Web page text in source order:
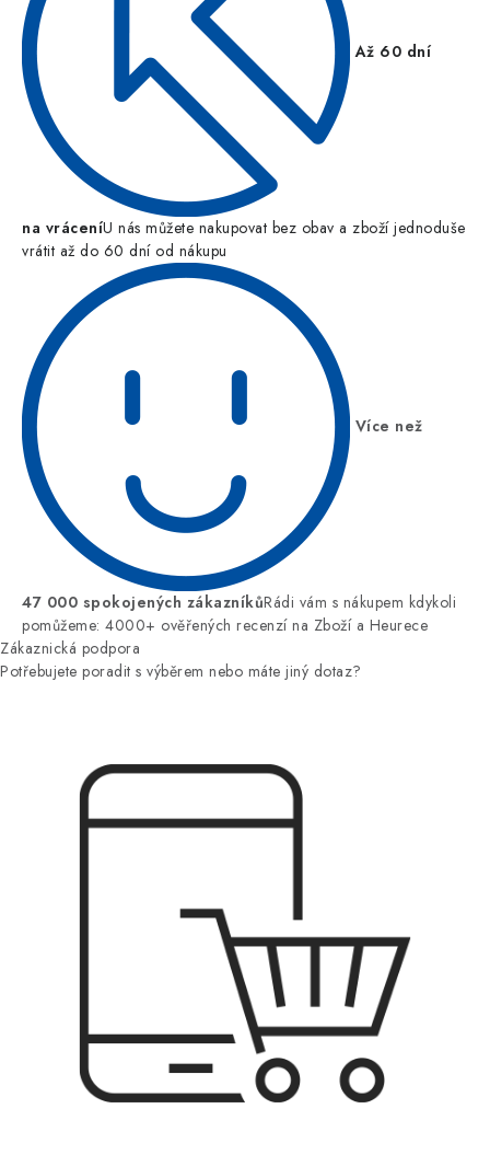
Až 60 dní
na vráceníU nás můžete nakupovat bez obav a zboží jednoduše
vrátit až do 60 dní od nákupu
Více než
47 000 spokojených zákazníkůRádi vám s nákupem kdykoli
pomůžeme: 4000+ ověřených recenzí na Zboží a Heurece
Zákaznická podpora
Potřebujete poradit s výběrem nebo máte jiný dotaz?